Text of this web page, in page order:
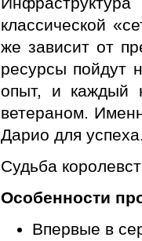
классической
же зависит от
ресурсы пойдут
опыт, и каждый
ветераном.
Дарио для
Судьба
Особенности
Впервые в